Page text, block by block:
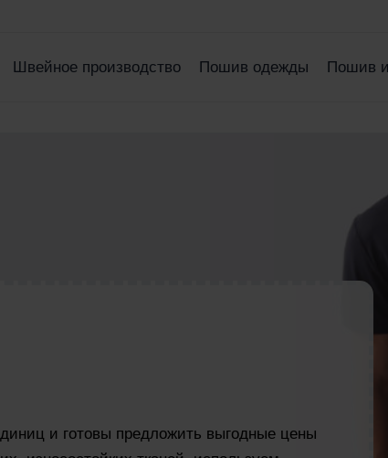
Швейное производство Пошив одежды Пошив
и готовы предложить выгодные цены